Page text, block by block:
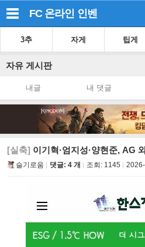
FC 온라인 인벤
3추 자게 팁게
자유 게시판
내글 내 댓글
[실축] 이기혁·엄지성·양현준, AG
슬기로움 댓글: 4 개 조회: 1145